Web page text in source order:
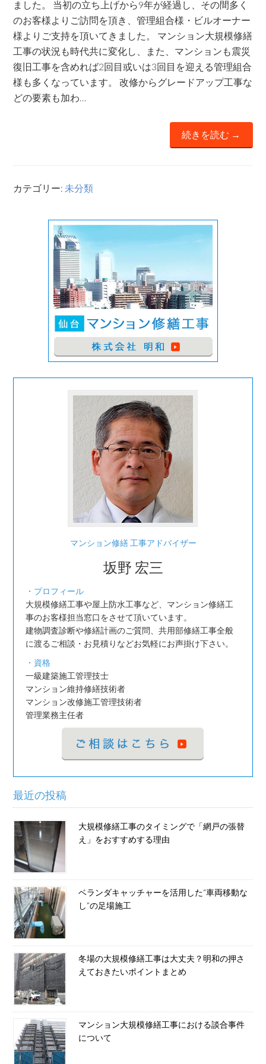
ました。 当初の立ち上げから9年が経過し、その間多く
のお客様よりご訪問を頂き、管理組合様・ビルオーナー
様よりご支持を頂いてきました。 マンション大規模修繕
工事の状況も時代共に変化し、また、マンションも震災
復旧工事を含めれば2回目或いは3回目を迎える管理組合
様も多くなっています。 改修からグレードアップ工事な
どの要素も加わ…
続きを読む →
カテゴリー: 未分類
マンション修繕 工事アドバイザー
坂野 宏三
・プロフィール
大規模修繕工事や屋上防水工事など、マンション修繕工
事のお客様担当窓口をさせて頂いています。
建物調査診断や修繕計画のご質問、共用部修繕工事全般
に渡るご相談・お見積りなどお気軽にお声掛け下さい。
・資格
一級建築施工管理技士
マンション維持修繕技術者
マンション改修施工管理技術者
管理業務主任者
最近の投稿
大規模修繕工事のタイミングで「網戸の張替
え」をおすすめする理由
ベランダキャッチャーを活用した“車両移動な
し”の足場施工
冬場の大規模修繕工事は大丈夫？明和の押さ
えておきたいポイントまとめ
マンション大規模修繕工事における談合事件
について